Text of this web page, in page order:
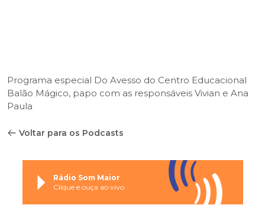
Programa especial Do Avesso do Centro Educacional
Balão Mágico, papo com as responsáveis Vivian e Ana
Paula
Voltar para os Podcasts
Rádio Som Maior
Clique e ouça ao vivo